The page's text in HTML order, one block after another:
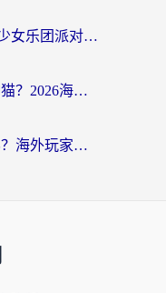
海外党福音：解决Dream！少女乐团派对！国外延迟的实用指南，附北美英国游戏加速方案
国外如何玩国服超越时空的猫？2026海外党必看的加速器选择指南
阿根廷怎么玩奇妙拼图世界？海外玩家国服游戏加速全攻略（附帕斯卡契约战舰少女解决方案）